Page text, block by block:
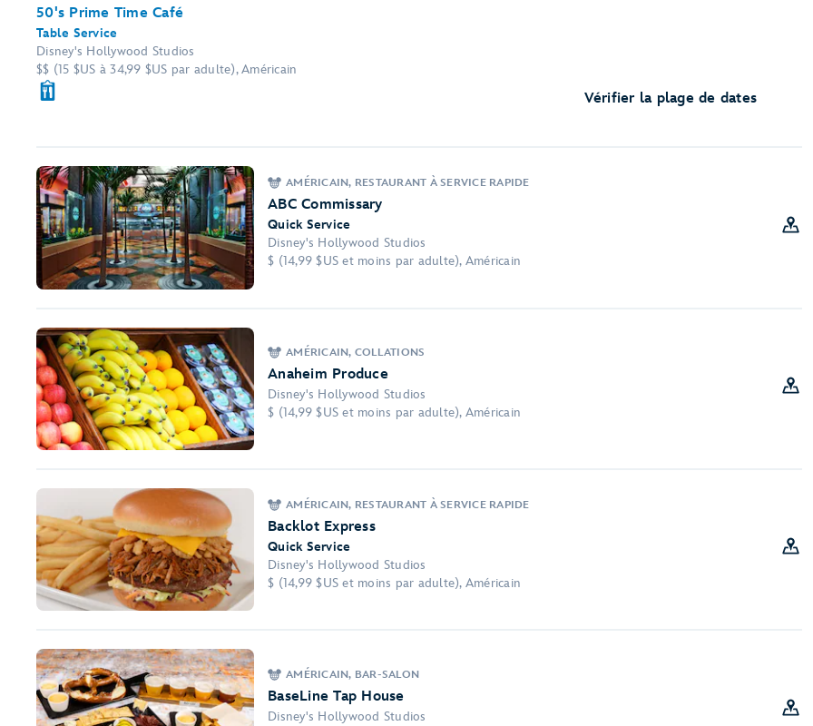
50's Prime Time Café
Table Service
Disney's Hollywood Studios
$$ (15 $US à 34,99 $US par adulte), Américain
Vérifier la plage de dates
AMÉRICAIN, RESTAURANT À SERVICE RAPIDE
ABC Commissary
Quick Service
Disney's Hollywood Studios
$ (14,99 $US et moins par adulte), Américain
AMÉRICAIN, COLLATIONS
Anaheim Produce
Disney's Hollywood Studios
$ (14,99 $US et moins par adulte), Américain
AMÉRICAIN, RESTAURANT À SERVICE RAPIDE
Backlot Express
Quick Service
Disney's Hollywood Studios
$ (14,99 $US et moins par adulte), Américain
AMÉRICAIN, BAR-SALON
BaseLine Tap House
Disney's Hollywood Studios